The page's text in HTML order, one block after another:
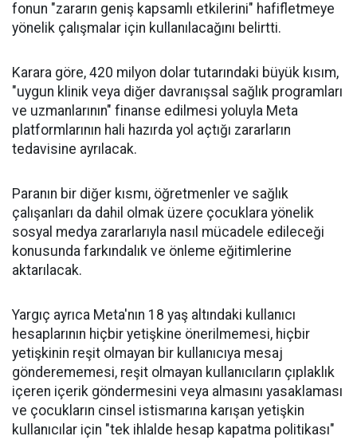
fonun "zararın geniş kapsamlı etkilerini" hafifletmeye
yönelik çalışmalar için kullanılacağını belirtti.
Karara göre, 420 milyon dolar tutarındaki büyük kısım,
"uygun klinik veya diğer davranışsal sağlık programları
ve uzmanlarının" finanse edilmesi yoluyla Meta
platformlarının hali hazırda yol açtığı zararların
tedavisine ayrılacak.
Paranın bir diğer kısmı, öğretmenler ve sağlık
çalışanları da dahil olmak üzere çocuklara yönelik
sosyal medya zararlarıyla nasıl mücadele edileceği
konusunda farkındalık ve önleme eğitimlerine
aktarılacak.
Yargıç ayrıca Meta'nın 18 yaş altındaki kullanıcı
hesaplarının hiçbir yetişkine önerilmemesi, hiçbir
yetişkinin reşit olmayan bir kullanıcıya mesaj
gönderememesi, reşit olmayan kullanıcıların çıplaklık
içeren içerik göndermesini veya almasını yasaklaması
ve çocukların cinsel istismarına karışan yetişkin
kullanıcılar için "tek ihlalde hesap kapatma politikası"